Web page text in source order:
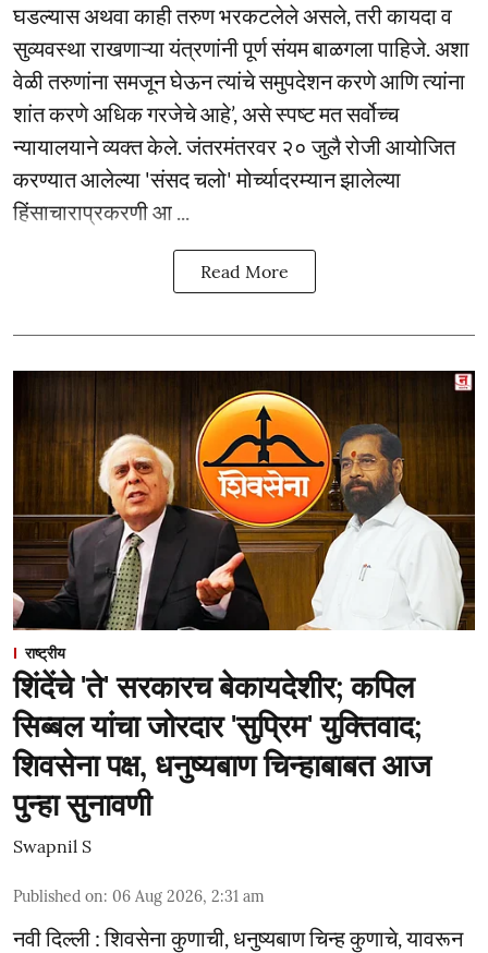
घडल्यास अथवा काही तरुण भरकटलेले असले, तरी कायदा व
सुव्यवस्था राखणाऱ्या यंत्रणांनी पूर्ण संयम बाळगला पाहिजे. अशा
वेळी तरुणांना समजून घेऊन त्यांचे समुपदेशन करणे आणि त्यांना
शांत करणे अधिक गरजेचे आहे’, असे स्पष्ट मत सर्वोच्च
न्यायालयाने व्यक्त केले. जंतरमंतरवर २० जुलै रोजी आयोजित
करण्यात आलेल्या 'संसद चलो' मोर्च्यादरम्यान झालेल्या
हिंसाचाराप्रकरणी आ ...
Read More
राष्ट्रीय
शिंदेंचे 'ते' सरकारच बेकायदेशीर; कपिल
सिब्बल यांचा जोरदार 'सुप्रिम' युक्तिवाद;
शिवसेना पक्ष, धनुष्यबाण चिन्हाबाबत आज
पुन्हा सुनावणी
Swapnil S
Published on: 06 Aug 2026, 2:31 am
नवी दिल्ली : शिवसेना कुणाची, धनुष्यबाण चिन्ह कुणाचे, यावरून